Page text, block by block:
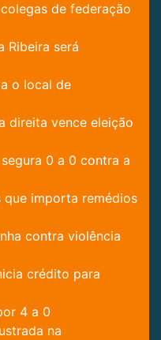
de federação
Ribeira será
o local de
direita vence eleição
0 a 0 contra a
que importa remédios
contra violência
crédito para
4 a 0
na